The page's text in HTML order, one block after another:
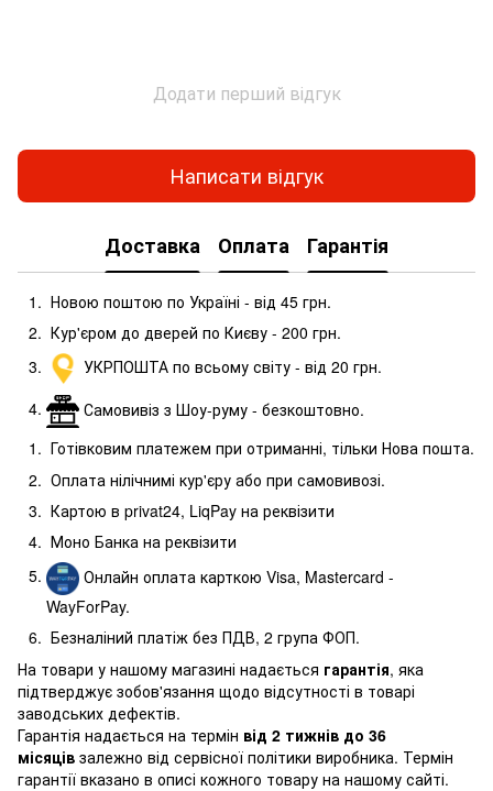
Додати перший відгук
Написати відгук
Доставка Оплата Гарантія
Новою поштою по Україні - від 45 грн.
Кур'єром до дверей по Києву - 200 грн.
УКРПОШТА по всьому світу - від 20 грн.
Самовивіз з Шоу-руму - безкоштовно.
Готівковим платежем при отриманні, тільки Нова пошта.
Оплата нілічнимі кур'єру або при самовивозі.
Картою в privat24, LiqPay на реквізити
Моно Банка на реквізити
Онлайн оплата карткою Visa, Mastercard -
WayForPay.
Безналіний платіж без ПДВ, 2 група ФОП.
На товари у нашому магазині надається гарантія, яка
підтверджує зобов'язання щодо відсутності в товарі
заводських дефектів.
Гарантія надається на термін від 2 тижнів до 36
місяців залежно від сервісної політики виробника. Термін
гарантії вказано в описі кожного товару на нашому сайті.